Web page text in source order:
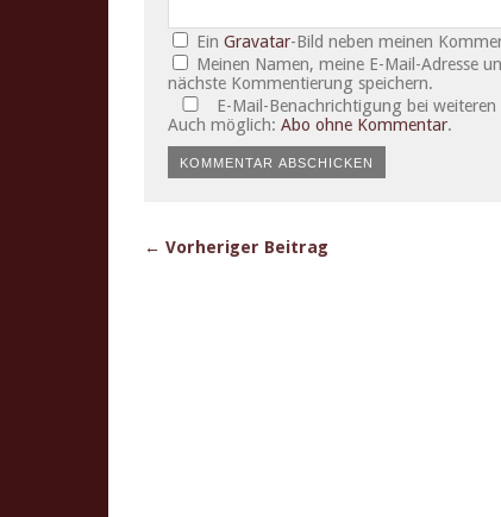
EinGravatar-Bild neben meinen
Meinen Namen, meine E-Mail-Adresse
nächste Kommentierung speichern.
E-Mail-Benachrichtigung bei
Auch möglich: Abo ohne Kommentar.
← Vorheriger Beitrag